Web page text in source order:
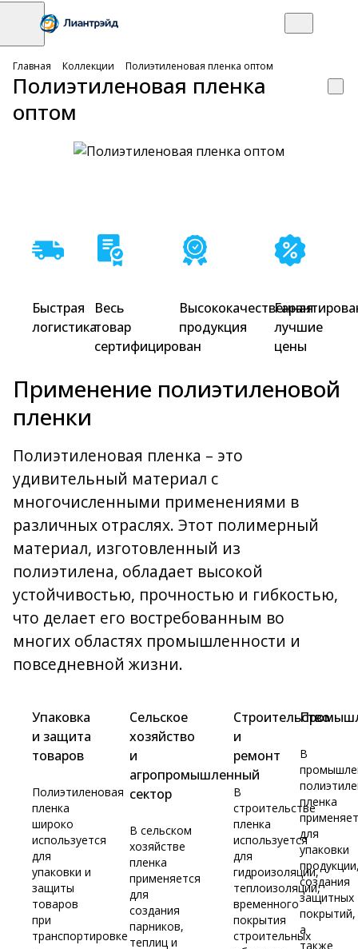
Главная Коллекции Полиэтиленовая пленка оптом
Полиэтиленовая пленка
оптом
Быстрая
логистика
Весь
товар
сертифицирован
Высококачественная
продукция
лучшие
цены
Применение полиэтиленовой
пленки
Полиэтиленовая пленка – это
удивительный материал с
многочисленными применениями в
различных отраслях. Этот полимерный
материал, изготовленный из
полиэтилена, обладает высокой
устойчивостью, прочностью и гибкостью,
что делает его востребованным во
многих областях промышленности и
повседневной жизни.
Упаковка
и защита
товаров
Полиэтиленовая
пленка
широко
используется
для
упаковки и
защиты
товаров
при
транспортировке
Сельское
хозяйство
и
агропромышленный
сектор
В сельском
хозяйстве
пленка
применяется
для
создания
парников,
теплиц и
Строительство
и
ремонт
В
строительстве
пленка
используется
для
гидроизоляции,
теплоизоляции,
временного
покрытия
строительных
В
пленка
для
упаковки
создания
защитных
покрытий,
а
также